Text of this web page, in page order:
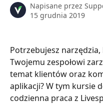
Napisane przez
15 grudnia 2019
Potrzebujesz
Twojemu zespołowi
temat klientów oraz
aplikacji? W tym kursie
codzienna praca z